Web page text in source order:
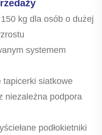
kg dla osób o dużej
systemem
tapicerki siatkowe
niezależna podpora
podłokietniki